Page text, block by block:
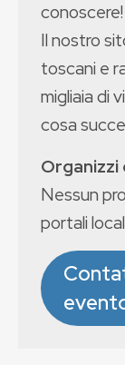
conoscere!
Il nostro
toscani e
migliaia di
cosa
Nessun
portali